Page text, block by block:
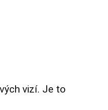
vizí. Je to